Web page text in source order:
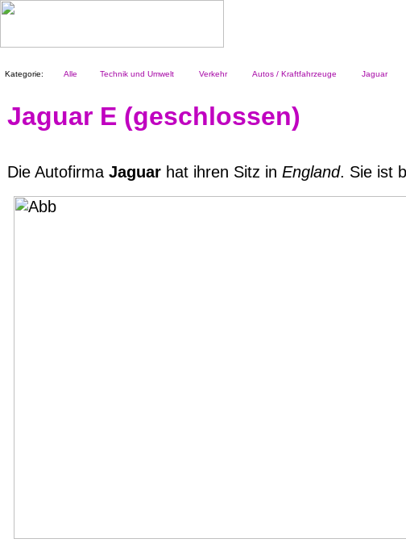
Kategorie: Alle Technik und Umwelt Verkehr Autos / Kraftfahrzeuge Jaguar
Jaguar E (geschlossen)
Die Autofirma Jaguar hat ihren Sitz in England. Sie ist